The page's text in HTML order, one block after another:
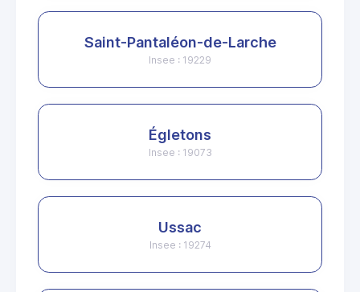
Saint-Pantaléon-de-Larche
Insee : 19229
Égletons
Insee : 19073
Ussac
Insee : 19274